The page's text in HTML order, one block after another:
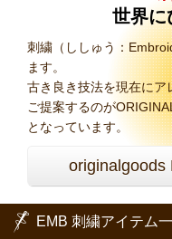
世界に
刺繍（ししゅう：
ます。
古き良き技法を現在にア
ご提案するのが
となっています。
originalgoods
EMB 刺繍アイテム